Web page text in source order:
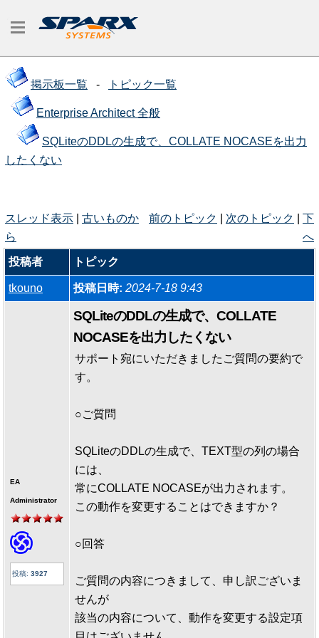
掲示板一覧 - トピック一覧
Enterprise Architect 全般
SQLiteのDDLの生成で、COLLATE NOCASEを出力
したくない
スレッド表示
古いものか
ら
前のトピック 次のトピック
下
へ
投稿者 トピック
tkouno 投稿日時: 2024-7-18 9:43
EA
Administrator
投稿: 3927
SQLiteのDDLの生成で、COLLATE
NOCASEを出力したくない
サポート宛にいただきましたご質問の要約で
す。
○ご質問
SQLiteのDDLの生成で、TEXT型の列の場合
には、
常にCOLLATE NOCASEが出力されます。
この動作を変更することはできますか？
○回答
ご質問の内容につきまして、申し訳ございま
せんが
該当の内容について、動作を変更する設定項